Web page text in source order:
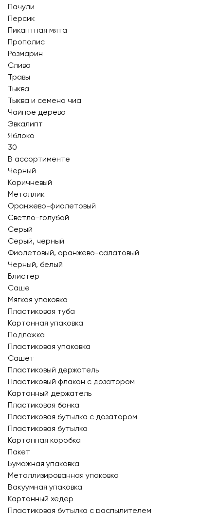
Пачули
Персик
Пикантная мята
Прополис
Розмарин
Слива
Травы
Тыква
Тыква и семена чиа
Чайное дерево
Эвкалипт
Яблоко
30
В ассортименте
Черный
Коричневый
Металлик
Оранжево-фиолетовый
Светло-голубой
Серый
Серый, черный
Фиолетовый, оранжево-салатовый
Черный, белый
Блистер
Саше
Мягкая упаковка
Пластиковая туба
Картонная упаковка
Подложка
Пластиковая упаковка
Сашет
Пластиковый держатель
Пластиковый флакон с дозатором
Картонный держатель
Пластиковая банка
Пластиковая бутылка с дозатором
Пластиковая бутылка
Картонная коробка
Пакет
Бумажная упаковка
Металлизированная упаковка
Вакуумная упаковка
Картонный хедер
Пластиковая бутылка с распылителем